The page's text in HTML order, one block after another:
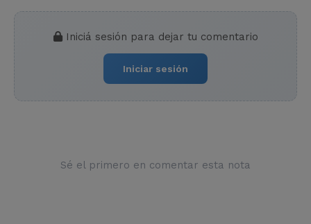
Iniciá sesión para dejar tu comentario
Iniciar sesión
Sé el primero en comentar esta nota